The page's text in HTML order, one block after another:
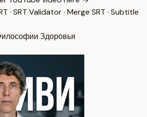
· SRT Validator· Merge SRT · Subtitle
Здоровья